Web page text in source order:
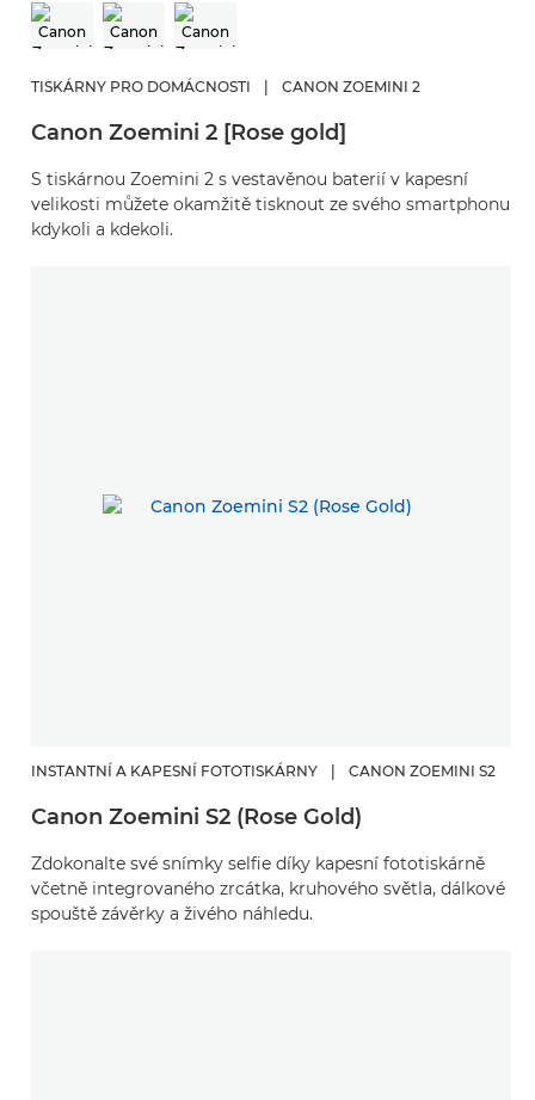
TISKÁRNY PRO DOMÁCNOSTI CANON ZOEMINI 2
Canon Zoemini 2 [Rose gold]
S tiskárnou Zoemini 2 s vestavěnou baterií v kapesní
velikosti můžete okamžitě tisknout ze svého smartphonu
kdykoli a kdekoli.
INSTANTNÍ A KAPESNÍ FOTOTISKÁRNY CANON ZOEMINI S2
Canon Zoemini S2 (Rose Gold)
Zdokonalte své snímky selfie díky kapesní fototiskárně
včetně integrovaného zrcátka, kruhového světla, dálkové
spouště závěrky a živého náhledu.